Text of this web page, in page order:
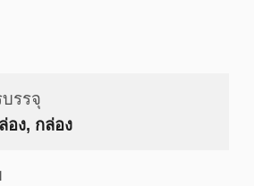
รรจุ
อง, กล่อง